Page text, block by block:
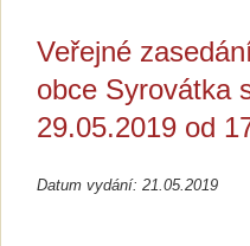
Veřejné
obce Syrovátka
29.05.2019 od
Datum vydání: 21.05.2019